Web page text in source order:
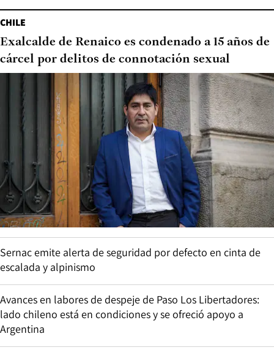
CHILE
Exalcalde de Renaico es condenado a 15 años de
cárcel por delitos de connotación sexual
Sernac emite alerta de seguridad por defecto en cinta de
escalada y alpinismo
Avances en labores de despeje de Paso Los Libertadores:
lado chileno está en condiciones y se ofreció apoyo a
Argentina